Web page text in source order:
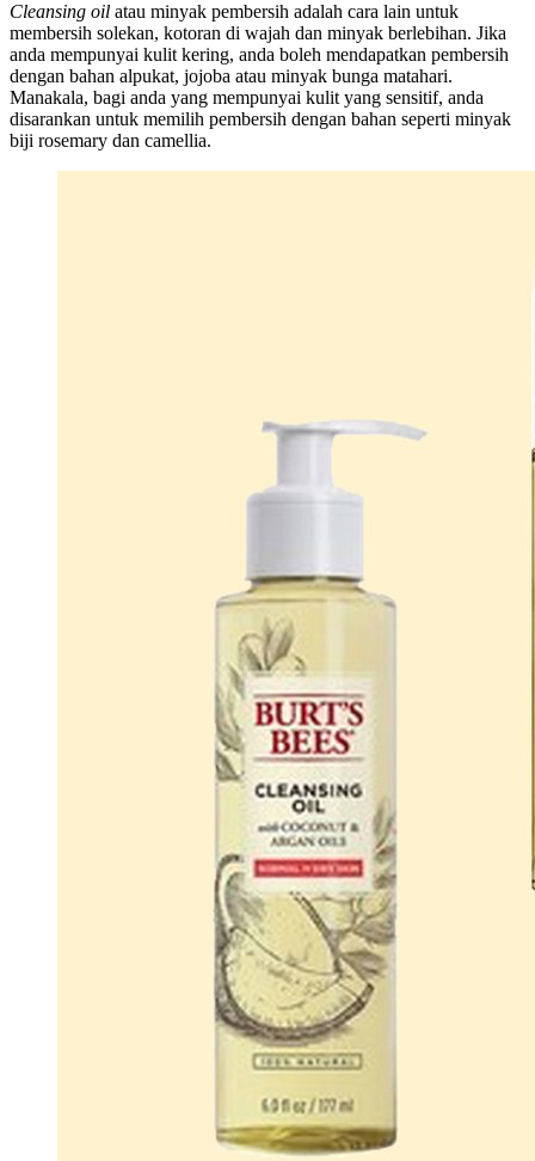
Cleansing oil atau minyak pembersih adalah cara lain untuk
membersih solekan, kotoran di wajah dan minyak berlebihan. Jika
anda mempunyai kulit kering, anda boleh mendapatkan pembersih
dengan bahan alpukat, jojoba atau minyak bunga matahari.
Manakala, bagi anda yang mempunyai kulit yang sensitif, anda
disarankan untuk memilih pembersih dengan bahan seperti minyak
biji rosemary dan camellia.